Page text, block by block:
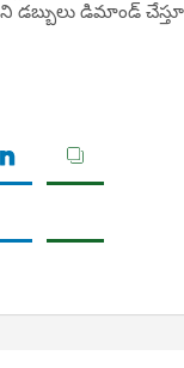
డబ్బులు డిమాండ్